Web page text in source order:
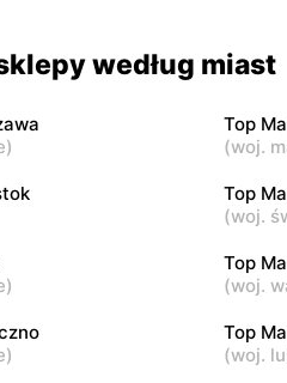
Top
7a
Top
według miast
)
Top
(woj.
Top
(woj.
)
Top
(woj.
)
Top
(woj.